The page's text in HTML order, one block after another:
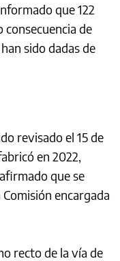
que 122
consecuencia de
sido dadas de
revisado el 15 de
en 2022,
que se
encargada
recto de la vía de